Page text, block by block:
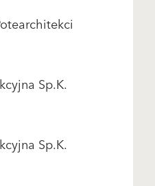
Sp.K.
Sp.K.